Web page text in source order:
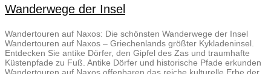
Wanderwege der Insel
Wandertouren auf Naxos: Die schönsten Wanderwege der Insel
Wandertouren auf Naxos – Griechenlands größter Kykladeninsel.
Entdecken Sie antike Dörfer, den Gipfel des Zas und traumhafte
Küstenpfade zu Fuß. Antike Dörfer und historische Pfade erkunden